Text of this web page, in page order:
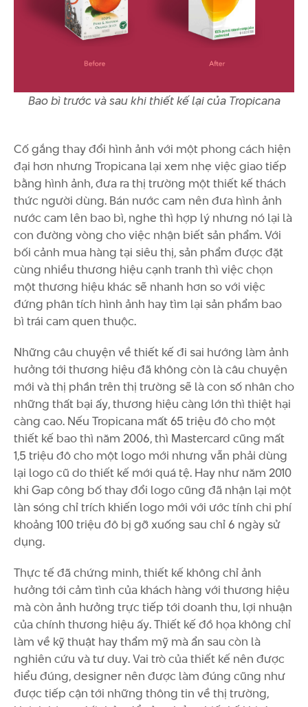
Bao bì trước và sau khi thiết kế lại của Tropicana
Cố gắng thay đổi hình ảnh với một phong cách hiện
đại hơn nhưng Tropicana lại xem nhẹ việc giao tiếp
bằng hình ảnh, đưa ra thị trường một thiết kế thách
thức người dùng. Bán nước cam nên đưa hình ảnh
nước cam lên bao bì, nghe thì hợp lý nhưng nó lại là
con đường vòng cho việc nhận biết sản phẩm. Với
bối cảnh mua hàng tại siêu thị, sản phẩm được đặt
cùng nhiều thương hiệu cạnh tranh thì việc chọn
một thương hiệu khác sẽ nhanh hơn so với việc
đứng phân tích hình ảnh hay tìm lại sản phẩm bao
bì trái cam quen thuộc.
Những câu chuyện về thiết kế đi sai hướng làm ảnh
hưởng tới thương hiệu đã không còn là câu chuyện
mới và thị phần trên thị trường sẽ là con số nhân cho
những thất bại ấy, thương hiệu càng lớn thì thiệt hại
càng cao. Nếu Tropicana mất 65 triệu đô cho một
thiết kế bao thì năm 2006, thì Mastercard cũng mất
1,5 triệu đô cho một logo mới nhưng vẫn phải dùng
lại logo cũ do thiết kế mới quá tệ. Hay như năm 2010
khi Gap công bố thay đổi logo cũng đã nhận lại một
làn sóng chỉ trích khiến logo mới với ước tính chi phí
khoảng 100 triệu đô bị gỡ xuống sau chỉ 6 ngày sử
dụng.
Thực tế đã chứng minh, thiết kế không chỉ ảnh
hưởng tới cảm tình của khách hàng với thương hiệu
mà còn ảnh hưởng trực tiếp tới doanh thu, lợi nhuận
của chính thương hiệu ấy. Thiết kế đồ họa không chỉ
làm về kỹ thuật hay thẩm mỹ mà ẩn sau còn là
nghiên cứu và tư duy. Vai trò của thiết kế nên được
hiểu đúng, designer nên được làm đúng cũng như
được tiếp cận tới những thông tin về thị trường,